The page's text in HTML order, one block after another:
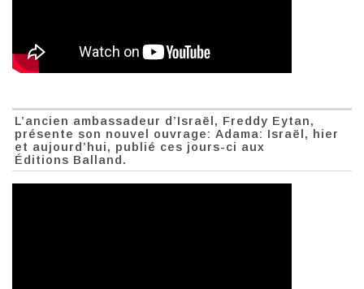
L’ancien ambassadeur d’Israël, Freddy Eytan,
présente son nouvel ouvrage: Adama: Israël, hier
et aujourd’hui, publié ces jours-ci aux
Éditions Balland.